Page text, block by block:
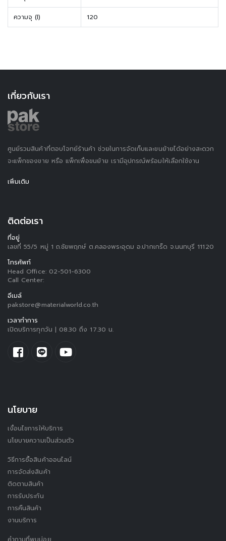
ความจุ (l) 120
เกี่ยวกับเรา
ศูนย์รวมสินค้าที่ตอบโจทย์ร้านค้า ช่วยในการจัดเก็บและขนย้ายได้อย่างสะดวก
จะแพ็กของขาย หรือ แพ็กเพื่อขนย้าย เรามีอุปกรณ์พร้อมให้เลือกใช้งาน
เพิ่มเติม
ติดต่อเรา
ที่อยู่
เลขที่ 55/5 หมู่ 1 ถ.ชัยพฤกษ์ ต.คลองพระอุดม อ.ปากเกร็ด จ.นนทบุรี 11120
โทรศัพท์
Head Office: 02-501-6300
Call Center:
อีเมล์
pakstore@materialworld.co.th
เวลาทำการ
เปิดบริการทุกวัน | 08.30 ถึง 17.30 น.
นโยบาย
เงื่อนไขการให้บริการ
นโยบายความเป็นส่วนตัว
วิธีการซื้อสินค้าออนไลน์
การจัดส่งสินค้า
ติดตามสินค้า
การรับประกัน
การคืนสินค้า
งานบริการ